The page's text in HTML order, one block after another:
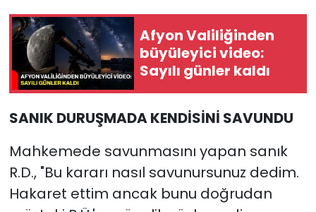
Afyon Valiliğinden
büyüleyici video:
Sayılı günler kaldı
SANIK DURUŞMADA KENDİSİNİ SAVUNDU
Mahkemede savunmasını yapan sanık
R.D., "Bu kararı nasıl savunursunuz dedim.
Hakaret ettim ancak bunu doğrudan